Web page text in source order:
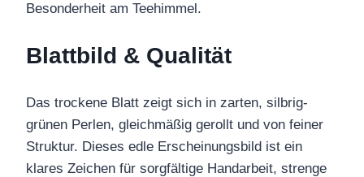
Besonderheit am Teehimmel.
Blattbild & Qualität
Das trockene Blatt zeigt sich in zarten, silbrig-
grünen Perlen, gleichmäßig gerollt und von feiner
Struktur. Dieses edle Erscheinungsbild ist ein
klares Zeichen für sorgfältige Handarbeit, strenge